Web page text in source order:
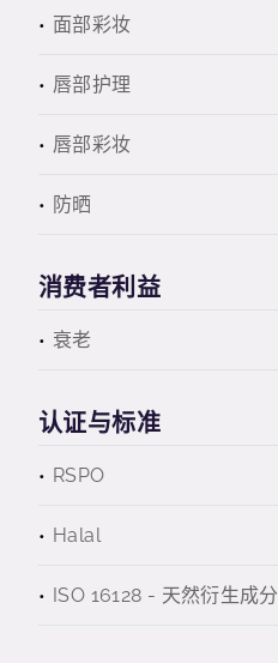
面部彩妆
唇部护理
唇部彩妆
防晒
消费者利益
衰老
认证与标准
RSPO
Halal
ISO 16128 - 天然衍生成分